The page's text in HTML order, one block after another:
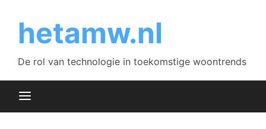
contenthetamw.nl
De rol van technologie in toekomstige woontrends